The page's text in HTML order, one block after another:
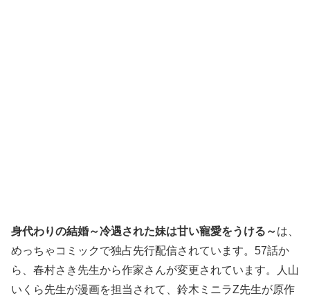
身代わりの結婚～冷遇された妹は甘い寵愛をうける～は、
めっちゃコミックで独占先行配信されています。57話か
ら、 春村さき先生から作家さんが変更されています。
人山
いくら先生が漫画を担当されて、 鈴木ミニラZ先生が原作